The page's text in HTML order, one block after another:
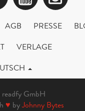
AGB PRESSE
VERLAGE
GmbH
♥ byJohnny Bytes